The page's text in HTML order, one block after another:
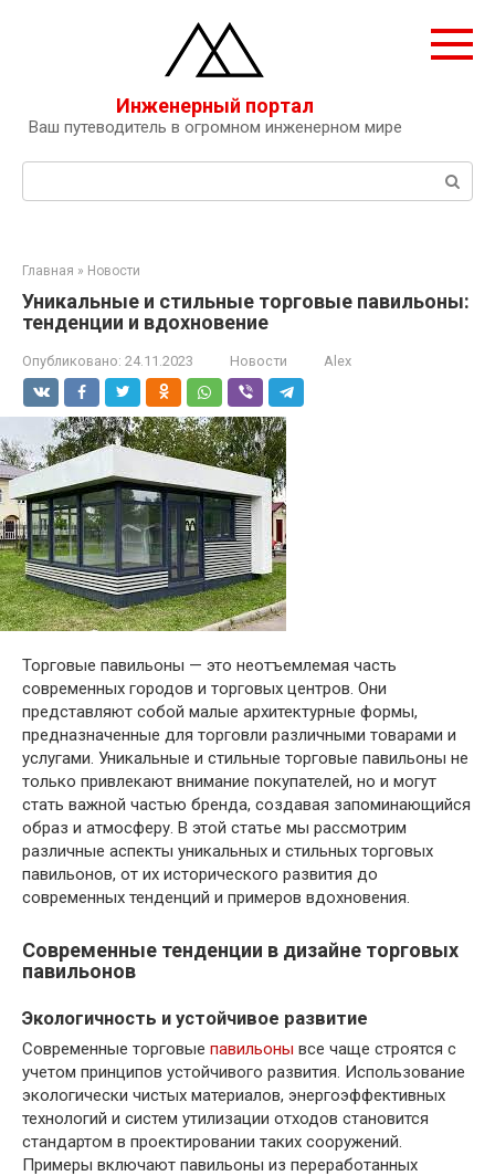
Инженерный портал
Ваш путеводитель в огромном инженерном мире
Поиск:
Главная » Новости
Уникальные и стильные торговые павильоны:
тенденции и вдохновение
Опубликовано: 24.11.2023 Новости Alex
Торговые павильоны — это неотъемлемая часть
современных городов и торговых центров. Они
представляют собой малые архитектурные формы,
предназначенные для торговли различными товарами и
услугами. Уникальные и стильные торговые павильоны не
только привлекают внимание покупателей, но и могут
стать важной частью бренда, создавая запоминающийся
образ и атмосферу. В этой статье мы рассмотрим
различные аспекты уникальных и стильных торговых
павильонов, от их исторического развития до
современных тенденций и примеров вдохновения.
Современные тенденции в дизайне торговых
павильонов
Экологичность и устойчивое развитие
Современные торговые павильоны все чаще строятся с
учетом принципов устойчивого развития. Использование
экологически чистых материалов, энергоэффективных
технологий и систем утилизации отходов становится
стандартом в проектировании таких сооружений.
Примеры включают павильоны из переработанных